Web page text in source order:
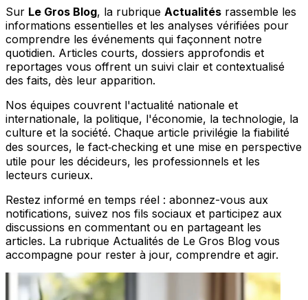
Sur Le Gros Blog, la rubrique Actualités rassemble les
informations essentielles et les analyses vérifiées pour
comprendre les événements qui façonnent notre
quotidien. Articles courts, dossiers approfondis et
reportages vous offrent un suivi clair et contextualisé
des faits, dès leur apparition.
Nos équipes couvrent l'actualité nationale et
internationale, la politique, l'économie, la technologie, la
culture et la société. Chaque article privilégie la fiabilité
des sources, le fact‑checking et une mise en perspective
utile pour les décideurs, les professionnels et les
lecteurs curieux.
Restez informé en temps réel : abonnez-vous aux
notifications, suivez nos fils sociaux et participez aux
discussions en commentant ou en partageant les
articles. La rubrique Actualités de Le Gros Blog vous
accompagne pour rester à jour, comprendre et agir.